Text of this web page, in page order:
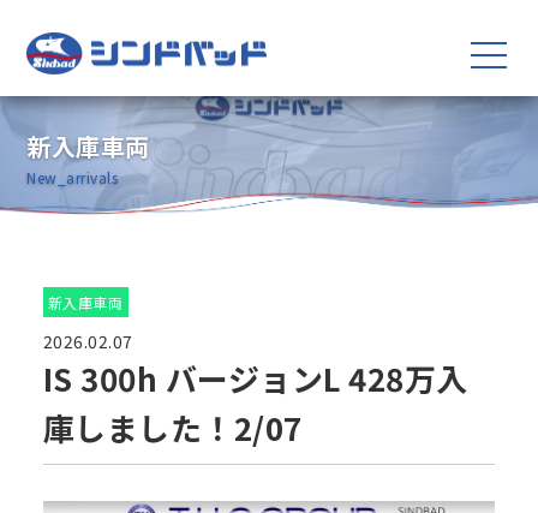
新入庫車両
New_arrivals
新入庫車両
2026.02.07
IS 300h バージョンL 428万入
庫しました！2/07